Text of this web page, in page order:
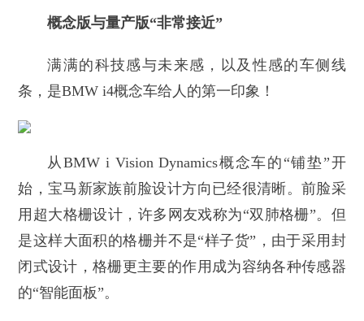
概念版与量产版“非常接近”
满满的科技感与未来感，以及性感的车侧线
条，是BMW i4概念车给人的第一印象！
从BMW i Vision Dynamics概念车的“铺垫”开
始，宝马新家族前脸设计方向已经很清晰。前脸采
用超大格栅设计，许多网友戏称为“双肺格栅”。但
是这样大面积的格栅并不是“样子货”，由于采用封
闭式设计，格栅更主要的作用成为容纳各种传感器
的“智能面板”。